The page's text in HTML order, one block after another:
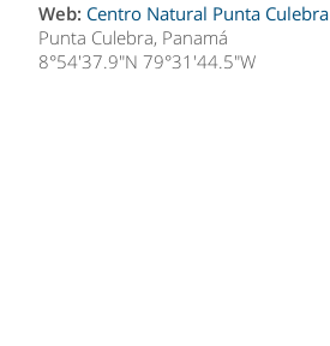
Web: Centro Natural Punta Culebra
Punta Culebra, Panamá
8°54'37.9"N 79°31'44.5"W